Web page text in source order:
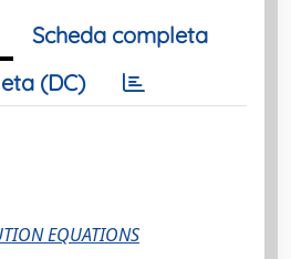
Scheda completa
(DC)
EQUATIONS